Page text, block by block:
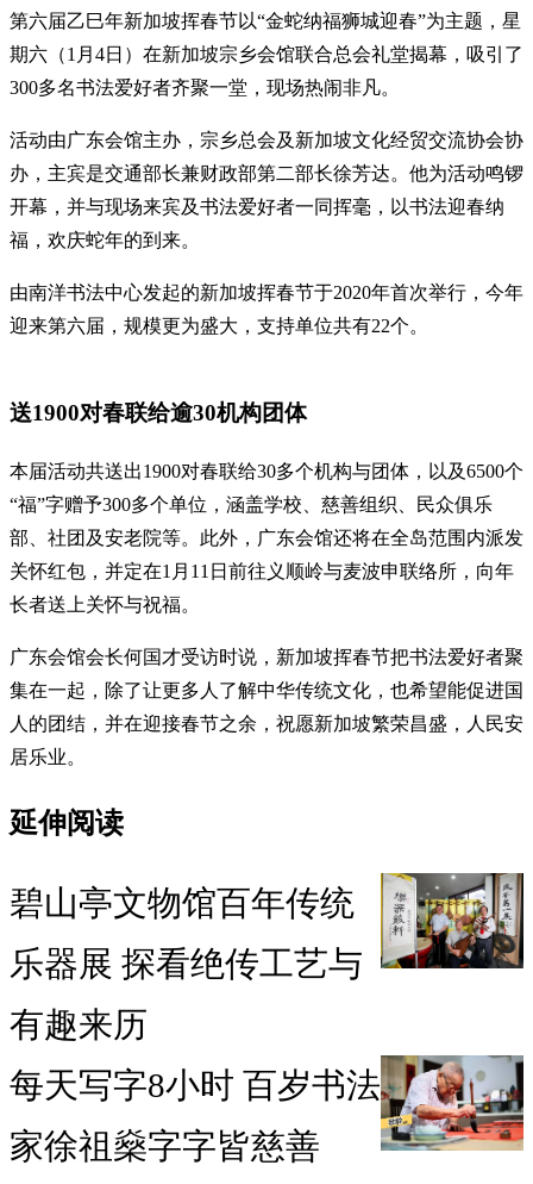
第六届乙巳年新加坡挥春节以“金蛇纳福狮城迎春”为主题，星
期六（1月4日）在新加坡宗乡会馆联合总会礼堂揭幕，吸引了
300多名书法爱好者齐聚一堂，现场热闹非凡。
活动由广东会馆主办，宗乡总会及新加坡文化经贸交流协会协
办，主宾是交通部长兼财政部第二部长徐芳达。他为活动鸣锣
开幕，并与现场来宾及书法爱好者一同挥毫，以书法迎春纳
福，欢庆蛇年的到来。
由南洋书法中心发起的新加坡挥春节于2020年首次举行，今年
迎来第六届，规模更为盛大，支持单位共有22个。
送1900对春联给逾30机构团体
本届活动共送出1900对春联给30多个机构与团体，以及6500个
“福”字赠予300多个单位，涵盖学校、慈善组织、民众俱乐
部、社团及安老院等。此外，广东会馆还将在全岛范围内派发
关怀红包，并定在1月11日前往义顺岭与麦波申联络所，向年
长者送上关怀与祝福。
广东会馆会长何国才受访时说，新加坡挥春节把书法爱好者聚
集在一起，除了让更多人了解中华传统文化，也希望能促进国
人的团结，并在迎接春节之余，祝愿新加坡繁荣昌盛，人民安
居乐业。
延伸阅读
碧山亭文物馆百年传统
乐器展 探看绝传工艺与
有趣来历
每天写字8小时 百岁书法
家徐祖燊字字皆慈善